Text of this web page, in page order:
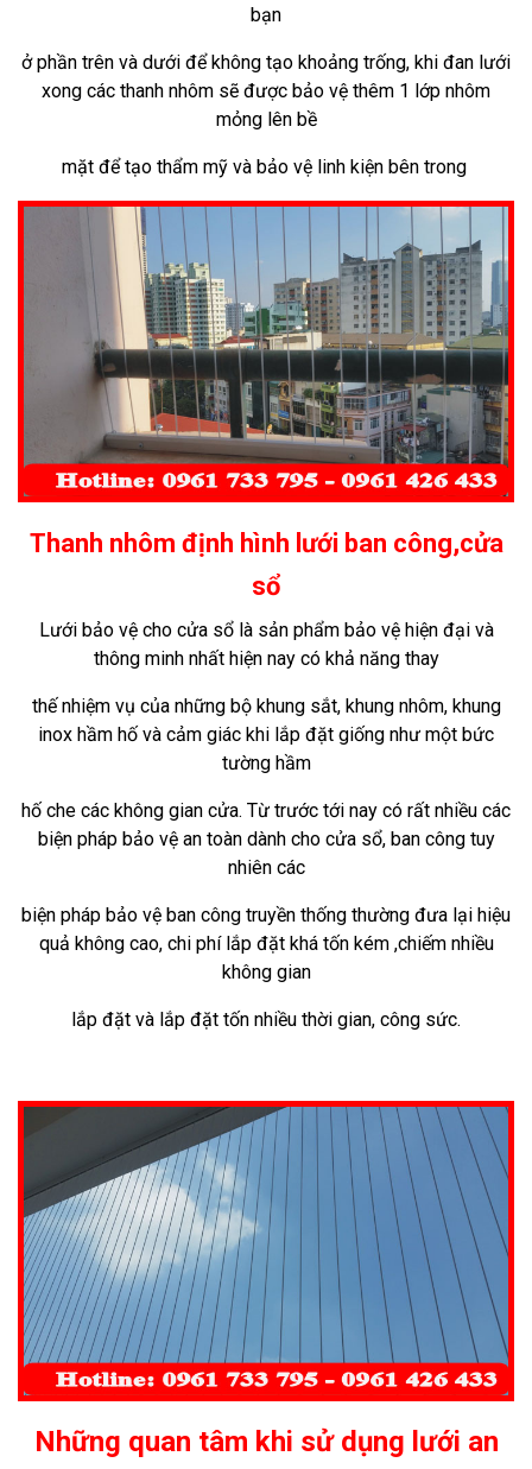
bạn
ở phần trên và dưới để không tạo khoảng trống, khi đan lưới
xong các thanh nhôm sẽ được bảo vệ thêm 1 lớp nhôm
mỏng lên bề
mặt để tạo thẩm mỹ và bảo vệ linh kiện bên trong
Thanh nhôm định hình lưới ban công,cửa
sổ
Lưới bảo vệ cho cửa sổ là sản phẩm bảo vệ hiện đại và
thông minh nhất hiện nay có khả năng thay
thế nhiệm vụ của những bộ khung sắt, khung nhôm, khung
inox hầm hố và cảm giác khi lắp đặt giống như một bức
tường hầm
hố che các không gian cửa. Từ trước tới nay có rất nhiều các
biện pháp bảo vệ an toàn dành cho cửa sổ, ban công tuy
nhiên các
biện pháp bảo vệ ban công truyền thống thường đưa lại hiệu
quả không cao, chi phí lắp đặt khá tốn kém ,chiếm nhiều
không gian
lắp đặt và lắp đặt tốn nhiều thời gian, công sức.
Những quan tâm khi sử dụng lưới an